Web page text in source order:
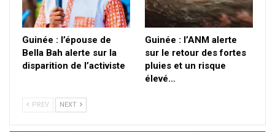
Guinée : l’épouse de
Bella Bah alerte sur la
disparition de l’activiste
Guinée : l’ANM alerte
sur le retour des fortes
pluies et un risque
élevé…
PREV NEXT